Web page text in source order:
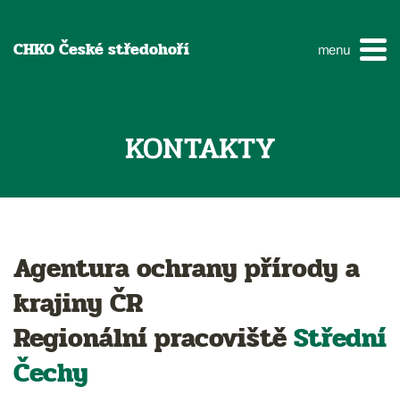
CHKO České středohoří menu
KONTAKTY
Agentura ochrany přírody a
krajiny ČR
Regionální pracovištěStřední
Čechy